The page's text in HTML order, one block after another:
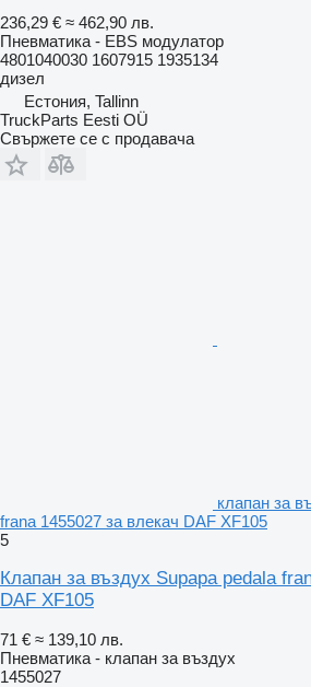
236,29 € ≈ 462,90 лв.
Пневматика - EBS модулатор
4801040030 1607915 1935134
дизел
Естония, Tallinn
TruckParts Eesti OÜ
Свържете се с продавача
клапан за
frana 1455027 за влекач DAF XF105
5
Клапан за въздух Supapa pedala
DAF XF105
71 € ≈ 139,10 лв.
Пневматика - клапан за въздух
1455027